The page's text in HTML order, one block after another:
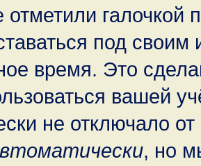
галочкой
под
время. Это
вашей
не отключало
, но